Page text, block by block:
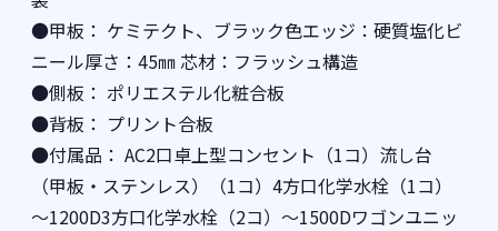
●甲板： ケミテクト、ブラック色エッジ：硬質塩化ビ
ニール厚さ：45㎜ 芯材：フラッシュ構造
●側板： ポリエステル化粧合板
●背板： プリント合板
●付属品： AC2口卓上型コンセント（1コ）流し台
（甲板・ステンレス）（1コ）4方口化学水栓（1コ）
～1200D3方口化学水栓（2コ）～1500Dワゴンユニッ